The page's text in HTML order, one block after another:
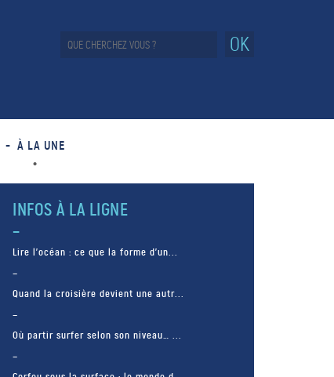
OK
À LA UNE
INFOS À LA LIGNE
Lire l’océan : ce que la forme d’un...
Quand la croisière devient une autr...
Où partir surfer selon son niveau… ...